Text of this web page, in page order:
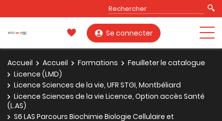
Se connecter
Accueil Accueil Formations
Feuilleter le catalogue
Licence (LMD)
Licence Sciences de la vie, UFR STGI, Montbéliard
Licence Sciences de la vie Licence, Option accès Santé
(L.AS)
S6 LAS Parcours Biochimie Biologie Cellulaire et